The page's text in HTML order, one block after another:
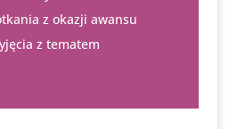
z okazji awansu
z tematem